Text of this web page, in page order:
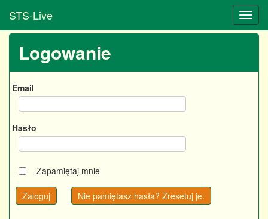
STS-Live
Logowanie
Email
Hasło
Zapamiętaj mnie
Nie pamiętasz hasła? Zresetuj je.